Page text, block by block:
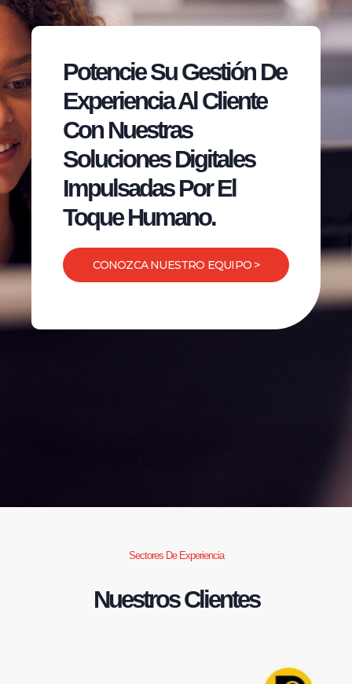
Potencie Su Gestión De
Experiencia Al Cliente
Con Nuestras
Soluciones Digitales
Impulsadas Por El
Toque Humano.
CONOZCA NUESTRO EQUIPO >
Sectores De Experiencia
Nuestros Clientes